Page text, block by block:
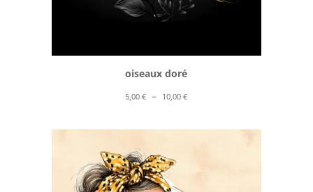
oiseaux doré
5,00€ – 10,00€Plage
prix :